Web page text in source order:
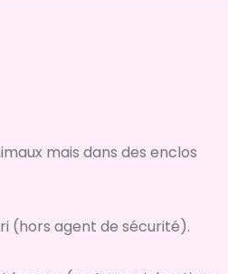
mais dans des enclos
(hors agent de sécurité).